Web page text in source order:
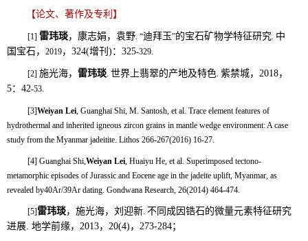
【论文、著作及专利】
[1] 雷玮琰， 康志娟 ，袁野. “迪拜玉”的宝石矿物学特征研究. 中
国 宝石， 2019， 324(增刊 ) ： 325-329.
[2] 施光海， 雷玮琰. 世界上翡翠的产地及特色. 紫禁城， 2018，
5： 42-53.
[3]Weiyan Lei, Guanghai Shi, M. Santosh, et al. Trace element features of
hydrothermal and inherited igneous zircon grains in mantle wedge environment: A case
study from the Myanmar jadeitite. Lithos 266-267(2016) 16-27.
[4] Guanghai Shi,Weiyan Lei, Huaiyu He, et al. Superimposed tectono-
metamorphic episodes of Jurassic and Eocene age in the jadeite uplift, Myanmar, as
revealed by40Ar/39Ar dating. Gondwana Research, 26(2014) 464-474.
[5]雷玮琰，施光海，刘迎新. 不同成因锆石的微量元素特征研究
进展. 地学前缘， 2013， 20(4) ， 273-284；